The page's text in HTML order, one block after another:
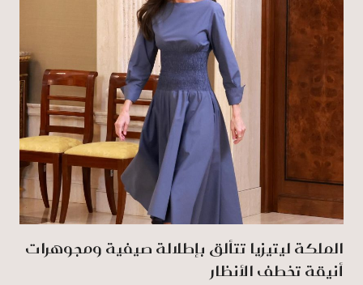
الملكة ليتيزيا تتألق بإطلالة صيفية ومجوهرات
أنيقة تخطف الأنظار